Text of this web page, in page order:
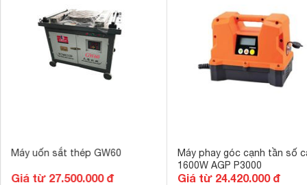
Máy uốn sắt thép GW60
Giá từ 27.500.000 đ
Máy phay góc cạnh tần số
1600W AGP P3000
Giá từ 24.420.000 đ